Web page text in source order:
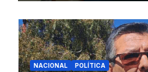
NACIONAL POLÍTICA